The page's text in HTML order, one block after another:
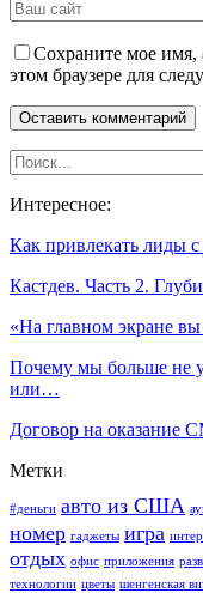
Сохраните мое имя,
этом браузере для
Интересное:
Как привлекать лиды
Кастдев. Часть 2.
«На главном экране
Почему мы больше не
или…
Договор на оказание
Метки
#деньги авто из США
номер гаджеты игра
отдых офис приложения
технологии цветы шенгенская